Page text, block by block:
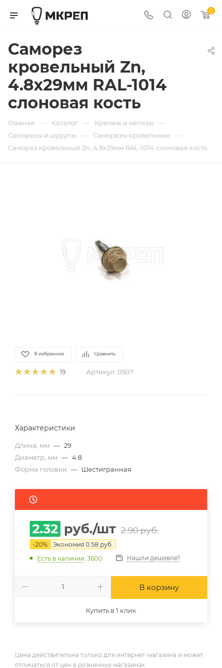
0
Саморез
кровельный Zn,
4.8х29мм RAL-1014
слоновая кость
Главная — Каталог — Крепеж и метизы —
Саморезы и шурупы — Саморезы кровельные —
Саморез кровельный Zn, 4.8х29мм RAL-1014 слоновая кость
В избранное Сравнить
19 Артикул: 0507
Характеристики
Длина, мм — 29
Диаметр, мм — 4.8
Форма головки — Шестигранная
2.32 руб./шт 2.90руб.
-20% Экономия 0.58 руб.
Есть в наличии: 3600 Нашли дешевле?
В корзину
Купить в 1 клик
Цена действительна только для интернет-магазина и может
отличаться от цен в розничных магазинах